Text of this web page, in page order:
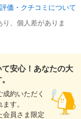
評価・クチコミについて
、個人差がありま
て安心！あなたの大
約いただく
す。
員さま限定